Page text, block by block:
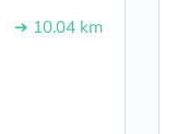
➔ 10.04 km